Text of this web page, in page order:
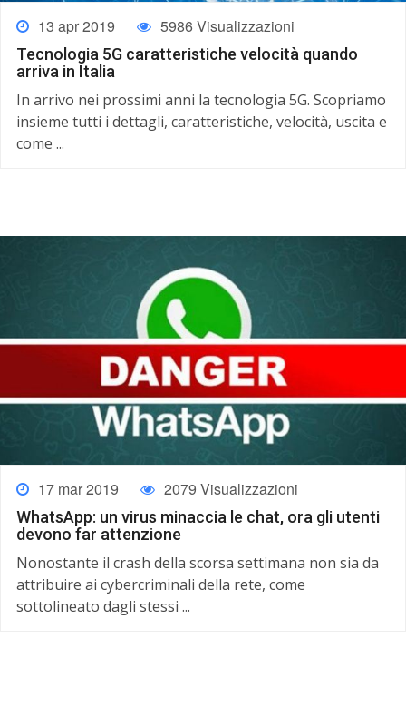
13 apr 2019 5986 Visualizzazioni
Tecnologia 5G caratteristiche velocità quando
arriva in Italia
In arrivo nei prossimi anni la tecnologia 5G. Scopriamo
insieme tutti i dettagli, caratteristiche, velocità, uscita e
come ...
17 mar 2019 2079 Visualizzazioni
WhatsApp: un virus minaccia le chat, ora gli utenti
devono far attenzione
Nonostante il crash della scorsa settimana non sia da
attribuire ai cybercriminali della rete, come
sottolineato dagli stessi ...